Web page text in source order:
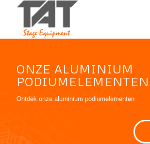
ONZE ALUMINIUM
PODIUMELEMENTEN
Ontdek onze aluminium podiumelementen